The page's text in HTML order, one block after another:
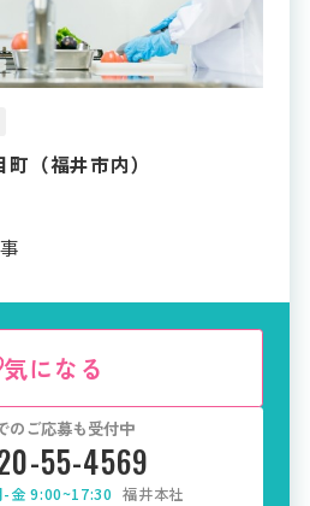
（福井市内）
気になる
のご応募も受付中
55-4569
-金 9:00~17:30 福井本社